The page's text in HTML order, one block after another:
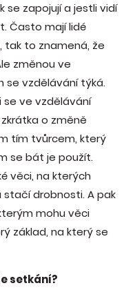
se zapojují a jestli vidí
Často mají lidé
tak to znamená, že
změnou ve
se vzdělávání týká.
se ve vzdělávání
o změně
tím tvůrcem, který
se bát je použít.
věci, na kterých
drobnosti. A pak
mohu věci
základ, na který se
setkání?